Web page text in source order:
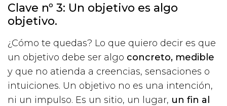
Clave nº 3: Un objetivo es algo
objetivo.
¿Cómo te quedas? Lo que quiero decir es que
un objetivo debe ser algo concreto, medible
y que no atienda a creencias, sensaciones o
intuiciones. Un objetivo no es una intención,
ni un impulso. Es un sitio, un lugar, un fin al